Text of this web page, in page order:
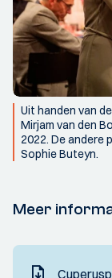
Uit handen van
Mirjam van den
2022. De andere
Sophie Buteyn.
Meer